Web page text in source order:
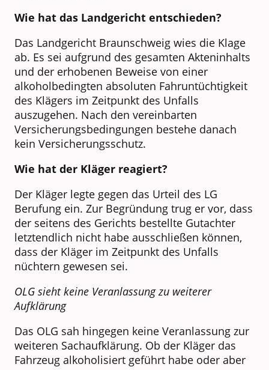
Wie hat das Landgericht entschieden?
Das Landgericht Braunschweig wies die Klage
ab. Es sei aufgrund des gesamten Akteninhalts
und der erhobenen Beweise von einer
alkoholbedingten absoluten Fahruntüchtigkeit
des Klägers im Zeitpunkt des Unfalls
auszugehen. Nach den vereinbarten
Versicherungsbedingungen bestehe danach
kein Versicherungsschutz.
Wie hat der Kläger reagiert?
Der Kläger legte gegen das Urteil des LG
Berufung ein. Zur Begründung trug er vor, dass
der seitens des Gerichts bestellte Gutachter
letztendlich nicht habe ausschließen können,
dass der Kläger im Zeitpunkt des Unfalls
nüchtern gewesen sei.
OLG sieht keine Veranlassung zu weiterer
Aufklärung
Das OLG sah hingegen keine Veranlassung zur
weiteren Sachaufklärung. Ob der Kläger das
Fahrzeug alkoholisiert geführt habe oder aber